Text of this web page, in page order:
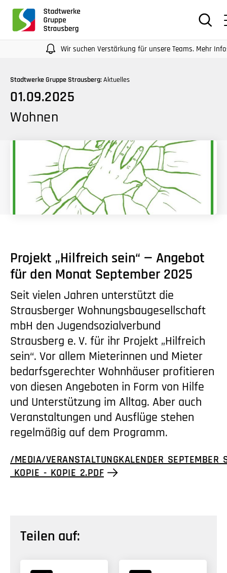
Screenreader
oder
Tabulatorentaste:
Überspringen
der
Hauptnavigation
Wir suchen Verstärkung für unsere Teams. Mehr Infos
Stadtwerke Gruppe Strausberg: Aktuelles
01.09.2025
Wohnen
Projekt „Hilfreich sein“ — Angebot
für den Monat September 2025
Seit vielen Jahren unterstützt die
Strausberger Wohnungsbaugesellschaft
mbH den Jugendsozialverbund
Strausberg e. V. für ihr Projekt „Hilfreich
sein“. Vor allem Mieterinnen und Mieter
bedarfsgerechter Wohnhäuser profitieren
von diesen Angeboten in Form von Hilfe
und Unterstützung im Alltag. Aber auch
Veranstaltungen und Ausflüge stehen
regelmäßig auf dem Programm.
/MEDIA/
_KOPIE_-_KOPIE_2.PDF
Teilen auf: